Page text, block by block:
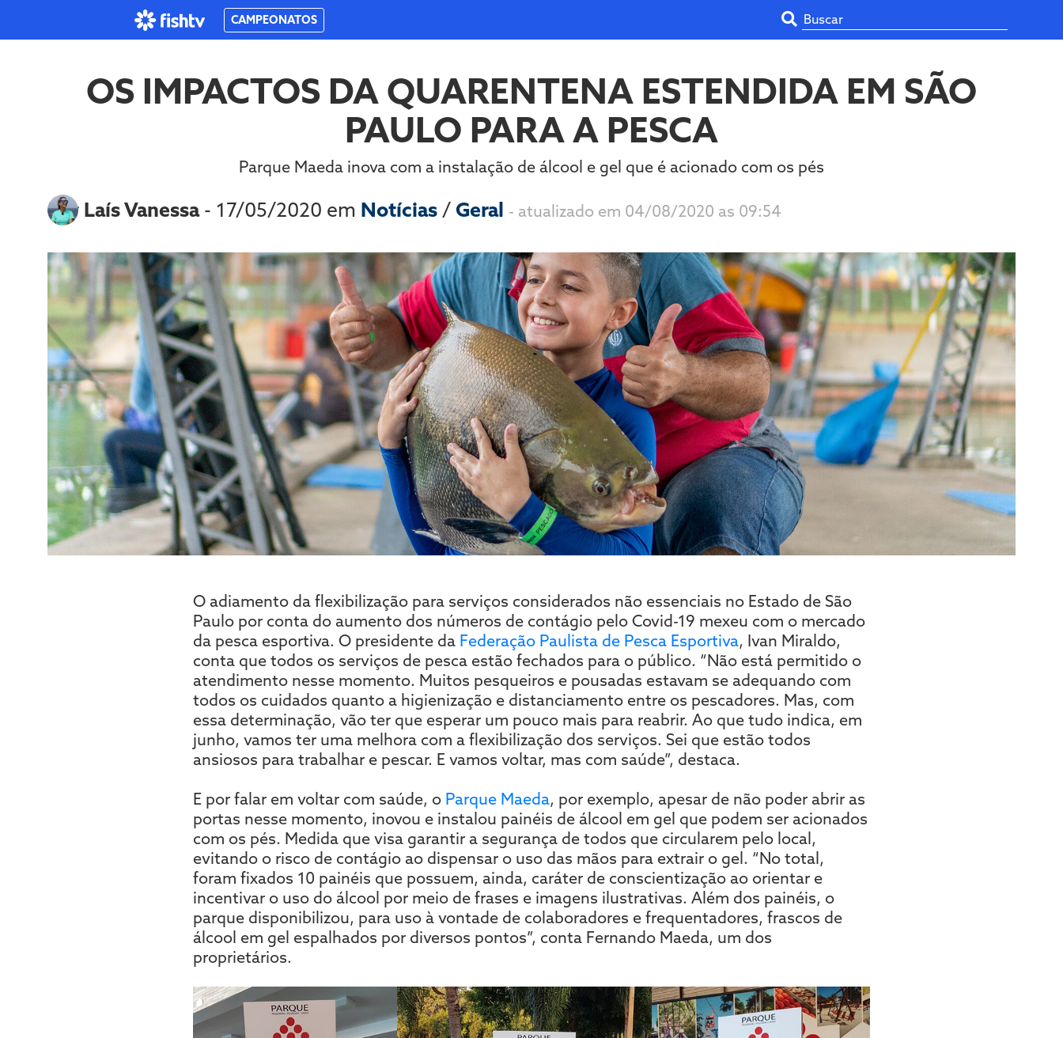
CAMPEONATOS
OS IMPACTOS DA QUARENTENA ESTENDIDA EM SÃO
PAULO PARA A PESCA
Parque Maeda inova com a instalação de álcool e gel que é acionado com os pés
Por Laís Vanessa- 17/05/2020 em Notícias/Geral - atualizado em 04/08/2020 as 09:54
O adiamento da flexibilização para serviços considerados não essenciais no Estado de São
Paulo por conta do aumento dos números de contágio pelo Covid-19 mexeu com o mercado
da pesca esportiva. O presidente da Federação Paulista de Pesca Esportiva, Ivan Miraldo,
conta que todos os serviços de pesca estão fechados para o público. “Não está permitido o
atendimento nesse momento. Muitos pesqueiros e pousadas estavam se adequando com
todos os cuidados quanto a higienização e distanciamento entre os pescadores. Mas, com
essa determinação, vão ter que esperar um pouco mais para reabrir. Ao que tudo indica, em
junho, vamos ter uma melhora com a flexibilização dos serviços. Sei que estão todos
ansiosos para trabalhar e pescar. E vamos voltar, mas com saúde”, destaca.
E por falar em voltar com saúde, o Parque Maeda, por exemplo, apesar de não poder abrir as
portas nesse momento, inovou e instalou painéis de álcool em gel que podem ser acionados
com os pés. Medida que visa garantir a segurança de todos que circularem pelo local,
evitando o risco de contágio ao dispensar o uso das mãos para extrair o gel. “No total,
foram fixados 10 painéis que possuem, ainda, caráter de conscientização ao orientar e
incentivar o uso do álcool por meio de frases e imagens ilustrativas. Além dos painéis, o
parque disponibilizou, para uso à vontade de colaboradores e frequentadores, frascos de
álcool em gel espalhados por diversos pontos”, conta Fernando Maeda, um dos
proprietários.